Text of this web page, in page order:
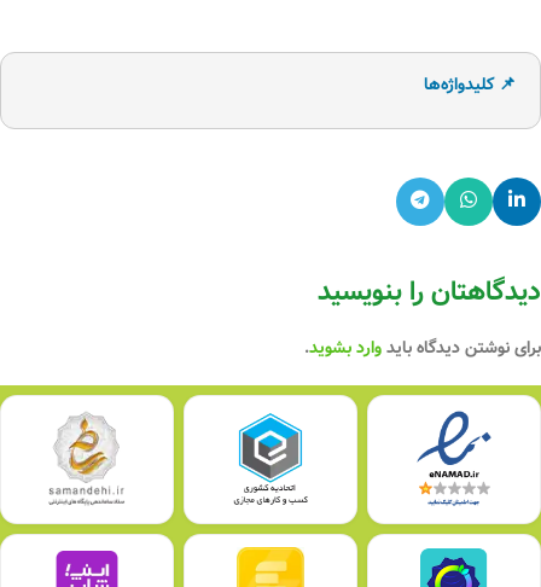
📌 کلیدواژه‌ها
دیدگاهتان را بنویسید
برای نوشتن دیدگاه بایدوارد بشوید.